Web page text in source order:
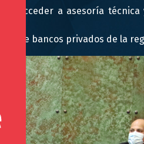
acceder a asesoría
trece bancos privados de la